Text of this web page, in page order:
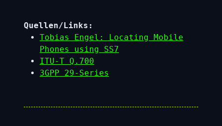
Quellen/Links:
Tobias Engel: Locating Mobile
Phones using SS7
ITU-T Q.700
3GPP 29-Series